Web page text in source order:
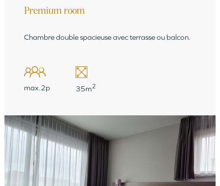
Premium room
Chambre double spacieuse avec terrasse ou balcon.
max.2p 35m2